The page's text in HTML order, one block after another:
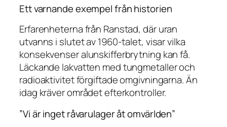
Ett varnande exempel från historien
Erfarenheterna från Ranstad, där uran
utvanns i slutet av 1960-talet, visar vilka
konsekvenser alunskifferbrytning kan få.
Läckande lakvatten med tungmetaller och
radioaktivitet förgiftade omgivningarna. Än
idag kräver området efterkontroller.
”Vi är inget råvarulager åt omvärlden”